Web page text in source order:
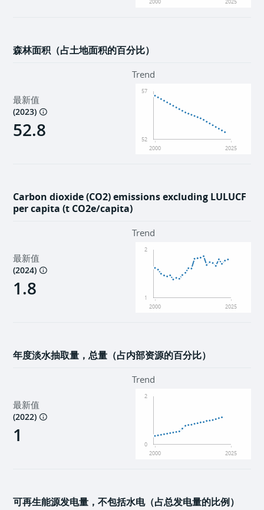
2000 2025
森林面积（占土地面积的百分比）
最新值
(2023)
52.8
Trend
2000 2025
52
57
Carbon dioxide (CO2) emissions excluding LULUCF
per capita (t CO2e/capita)
最新值
(2024)
1.8
Trend
2000 2025
1
2
年度淡水抽取量，总量（占内部资源的百分比）
最新值
(2022)
1
Trend
2000 2025
0
2
可再生能源发电量，不包括水电（占总发电量的比例）